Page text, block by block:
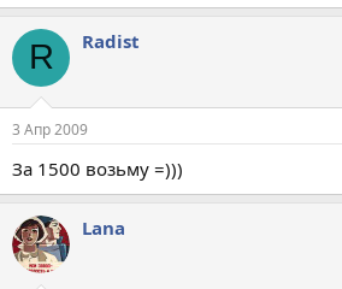
R Radist
3 Апр 2009
За 1500 возьму =)))
Lana